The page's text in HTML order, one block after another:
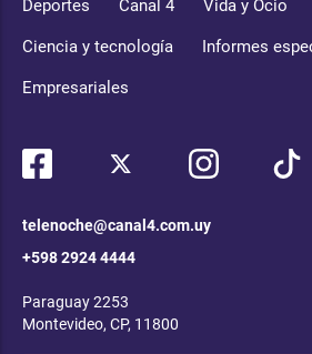
Deportes Canal 4 Vida y Ocio
Ciencia y tecnología Informes
Empresariales
telenoche@canal4.com.uy
+598 2924 4444
Paraguay 2253
Montevideo, CP, 11800